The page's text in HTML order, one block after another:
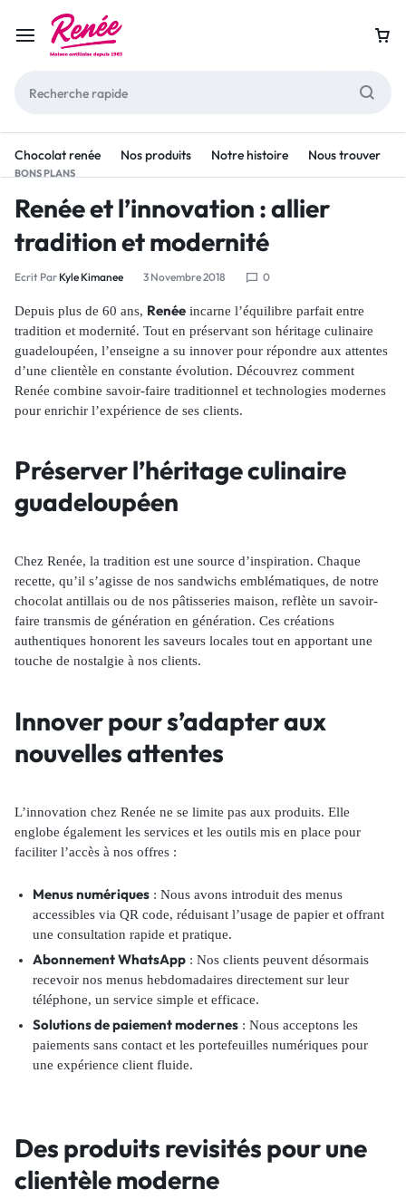
Chocolat renée Nos produits Notre histoire Nous trouver
BONS PLANS
Renée et l’innovation : allier
tradition et modernité
Ecrit Par Kyle Kimanee 3 Novembre 2018 0
Depuis plus de 60 ans, Renée incarne l’équilibre parfait entre
tradition et modernité. Tout en préservant son héritage culinaire
guadeloupéen, l’enseigne a su innover pour répondre aux attentes
d’une clientèle en constante évolution. Découvrez comment
Renée combine savoir-faire traditionnel et technologies modernes
pour enrichir l’expérience de ses clients.
Préserver l’héritage culinaire
guadeloupéen
Chez Renée, la tradition est une source d’inspiration. Chaque
recette, qu’il s’agisse de nos sandwichs emblématiques, de notre
chocolat antillais ou de nos pâtisseries maison, reflète un savoir-
faire transmis de génération en génération. Ces créations
authentiques honorent les saveurs locales tout en apportant une
touche de nostalgie à nos clients.
Innover pour s’adapter aux
nouvelles attentes
L’innovation chez Renée ne se limite pas aux produits. Elle
englobe également les services et les outils mis en place pour
faciliter l’accès à nos offres :
Menus numériques: Nous avons introduit des menus
accessibles via QR code, réduisant l’usage de papier et offrant
une consultation rapide et pratique.
Abonnement WhatsApp: Nos clients peuvent désormais
recevoir nos menus hebdomadaires directement sur leur
téléphone, un service simple et efficace.
Solutions de paiement modernes: Nous acceptons les
paiements sans contact et les portefeuilles numériques pour
une expérience client fluide.
Des produits revisités pour une
clientèle moderne